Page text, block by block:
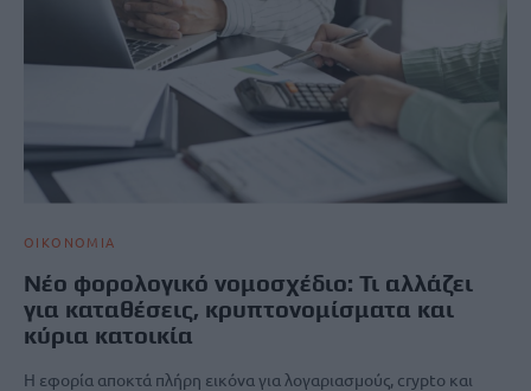
ΟΙΚΟΝΟΜΙΑ
Νέο φορολογικό νομοσχέδιο: Τι αλλάζει
για καταθέσεις, κρυπτονομίσματα και
κύρια κατοικία
Η εφορία αποκτά πλήρη εικόνα για λογαριασμούς, crypto και